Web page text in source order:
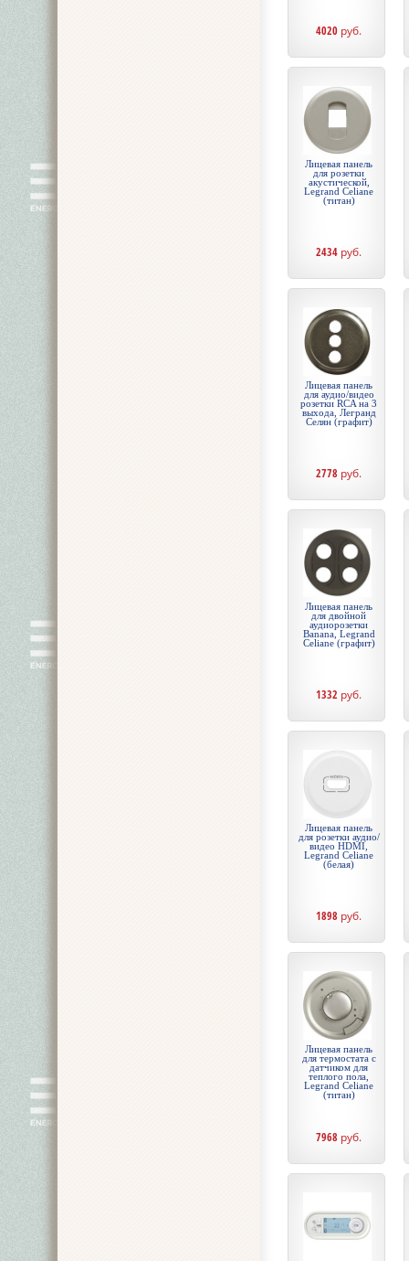
4020 руб.
Лицевая панель
для розетки
акустической,
Legrand Celiane
(титан)
2434 руб.
Лицевая панель
для аудио/видео
розетки RCA на 3
выхода, Легранд
Селян (графит)
2778 руб.
Лицевая панель
для двойной
аудиорозетки
Banana, Legrand
Celiane (графит)
1332 руб.
Лицевая панель
для розетки аудио/
видео HDMI,
Legrand Celiane
(белая)
1898 руб.
Лицевая панель
для термостата с
датчиком для
теплого пола,
Legrand Celiane
(титан)
7968 руб.